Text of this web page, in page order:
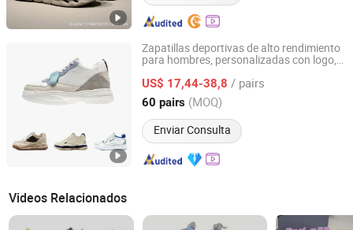
Zapatillas deportivas de alto rendimiento
para hombres, personalizadas con logo,
temporada de primavera y invierno, con
suela de goma duradera y forro de malla
US$ 17,44-38,8 / pairs
60 pairs (MOQ)
Enviar Consulta
Quanzhou Qiyao Footwear Co., Ltd
Fujian, China Desde 2025
Videos Relacionados